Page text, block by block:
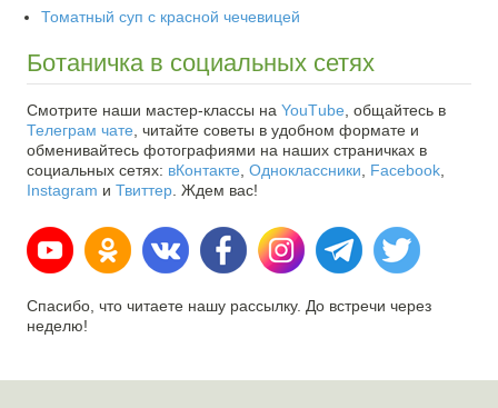
Томатный суп с красной чечевицей
Ботаничка в социальных сетях
Смотрите наши мастер-классы на YouТube , общайтесь в
Телеграм чате , читайте советы в удобном формате и
обменивайтесь фотографиями на наших страничках в
социальных сетях: вКонтакте Одноклассники Facebook
Instagram и Твиттер . Ждем вас!
Спасибо, что читаете нашу рассылку. До встречи через
неделю!